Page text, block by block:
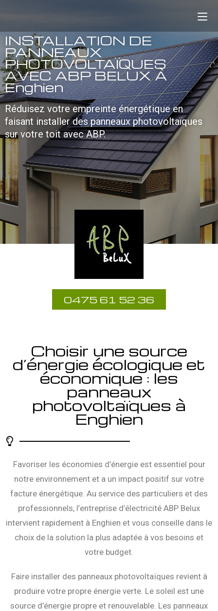
INSTALLATION DE
PANNEAUX
PHOTOVOLTAÏQUES
AVEC ABP BELUX À
Enghien
Réduisez votre empreinte énergétique en
faisant installer des panneaux photovoltaïques
sur votre toit avec ABP.
0475 61 52 36
Choisir une source
d’énergie écologique et
économique : les
panneaux
photovoltaïques à
Enghien
Favoriser les économies d’énergie est essentiel pour
notre environnement et a un impact positif sur votre
facture énergétique. Au service des particuliers et des
professionnels, l’entreprise d’électricité ABP Belux
intervient rapidement à Enghien et vous conseille dans le
choix de la solution la plus adaptée à vos besoins et
votre budget.
Faire installer des panneaux photovoltaïques revient à
produire votre propre énergie verte. Le soleil est une
source d’énergie propre et renouvelable. Les panneaux